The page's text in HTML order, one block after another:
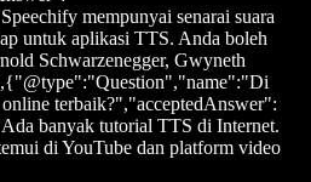
mempunyai senarai suara
untuk aplikasi TTS. Anda boleh
Schwarzenegger, Gwyneth
terbaik?","acceptedAnswer":
banyak tutorial TTS di Internet.
di YouTube dan platform video